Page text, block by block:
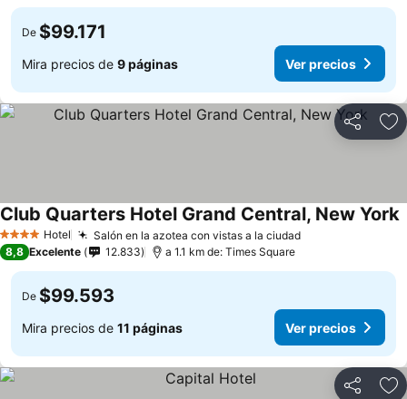
De $99.171
Mira precios de 9 páginas Ver precios
Compartir
4 EstrellasHotel Salón en la azotea con vistas a la ciudad
Club Quarters Hotel Grand Central, New York
8,8 Excelente 12.833 a 1.1 km de: Times Square
De $99.593
Mira precios de 11 páginas Ver precios
Compartir